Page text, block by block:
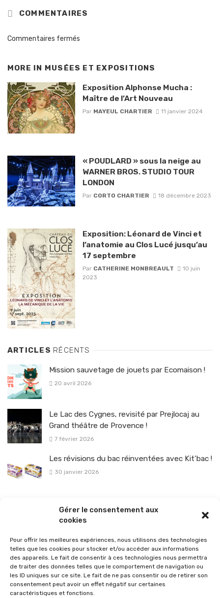
Gérer le consentement aux
cookies
Pour offrir les meilleures expériences, nous utilisons des technologies
telles que les cookies pour stocker et/ou accéder aux informations
des appareils. Le fait de consentir à ces technologies nous permettra
de traiter des données telles que le comportement de navigation ou
les ID uniques sur ce site. Le fait de ne pas consentir ou de retirer son
consentement peut avoir un effet négatif sur certaines
caractéristiques et fonctions.
COMMENTAIRES
Commentaires fermés
MORE IN MUSÉES ET EXPOSITIONS
Exposition Alphonse Mucha :
Maître de l’Art Nouveau
Par MAYEUL CHARTIER 11 janvier 2024
« POUDLARD » sous la neige au
WARNER BROS. STUDIO TOUR
LONDON
Par CORTO CHARTIER 18 décembre 2023
Exposition: Léonard de Vinci et
l’anatomie au Clos Lucé jusqu’au
17 septembre
Par CATHERINE MONBREAULT
10 juin
2023
ARTICLES RÉCENTS
Mission sauvetage de jouets par Ecomaison !
20 avril 2026
Le Lac des Cygnes, revisité par Prejlocaj au
Grand théâtre de Provence !
7 février 2026
Les révisions du bac réinventées avec Kit’bac !
30 janvier 2026